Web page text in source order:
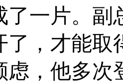
了一片。 副
了，才能取
虑，他多